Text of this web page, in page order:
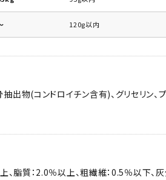
120g以内
抽出物(コンドロイチン含有)、グリセリン、
、脂質：2.0％以上、粗繊維：0.5％以下、